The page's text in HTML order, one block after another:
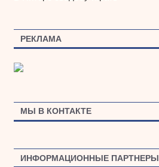
РЕКЛАМА
МЫ В КОНТАКТЕ
ИНФОРМАЦИОННЫЕ ПАРТНЕРЫ